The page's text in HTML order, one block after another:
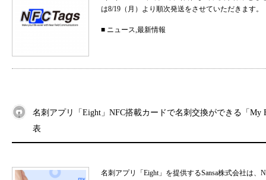
は8/19（月）より順次発送をさせていただき
■ ニュース,最新情報
名刺アプリ「Eight」NFC搭載カードで名刺交換ができる「My
表
名刺アプリ「Eight」を提供するSansa株式会社は